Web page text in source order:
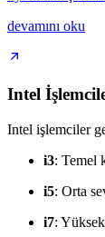
devamını oku
Intel
Intel işlemciler
i3: Temel
i5: Orta
i7: